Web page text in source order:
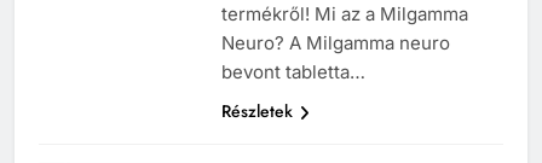
termékről! Mi az a Milgamma
Neuro? A Milgamma neuro
bevont tabletta…
Részletek